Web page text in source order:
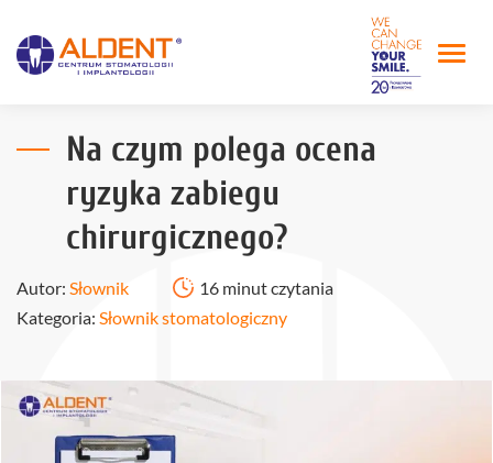
Na czym polega ocena
ryzyka zabiegu
chirurgicznego?
Autor: Słownik
16 minut czytania
Kategoria: Słownik stomatologiczny